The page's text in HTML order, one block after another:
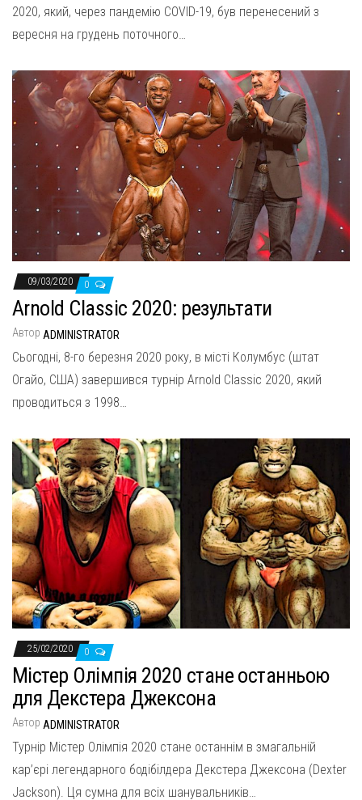
2020, який, через пандемію COVID-19, був перенесений з
вересня на грудень поточного…
09/03/2020 0
Arnold Classic 2020: результати
Автор ADMINISTRATOR
Сьогодні, 8-го березня 2020 року, в місті Колумбус (штат
Огайо, США) завершився турнір Arnold Classic 2020, який
проводиться з 1998…
25/02/2020 0
Містер Олімпія 2020 стане останньою
для Декстера Джексона
Автор ADMINISTRATOR
Турнір Містер Олімпія 2020 стане останнім в змагальній
кар’єрі легендарного бодібілдера Декстера Джексона (Dexter
Jackson). Ця сумна для всіх шанувальників…